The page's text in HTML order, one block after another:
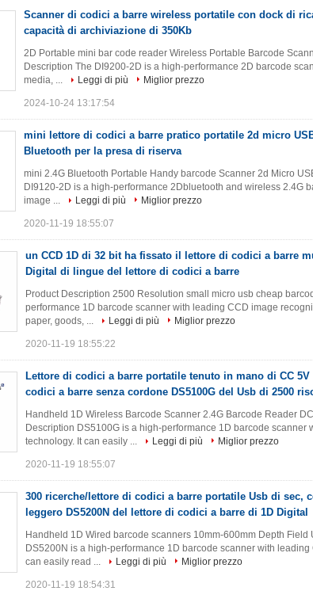
Scanner di codici a barre wireless portatile con dock di
capacità di archiviazione di 350Kb
2D Portable mini bar code reader Wireless Portable Barcode
Description The DI9200-2D is a high-performance 2D barcode
media, ...
Leggi di più Miglior prezzo
2024-10-24 13:17:54
mini lettore di codici a barre pratico portatile 2d micro
Bluetooth per la presa di riserva
mini 2.4G Bluetooth Portable Handy barcode Scanner 2d Micro
DI9120-2D is a high-performance 2Dbluetooth and wireless 2.4G
image ...
Leggi di più Miglior prezzo
2020-11-19 18:55:07
un CCD 1D di 32 bit ha fissato il lettore di codici a barre
Digital di lingue del lettore di codici a barre
Product Description 2500 Resolution small micro usb cheap
performance 1D barcode scanner with leading CCD image
paper, goods, ...
Leggi di più Miglior prezzo
2020-11-19 18:55:22
Lettore di codici a barre portatile tenuto in mano di CC 5V
codici a barre senza cordone DS5100G del Usb di 2500
Handheld 1D Wireless Barcode Scanner 2.4G Barcode Reader
Description DS5100G is a high-performance 1D barcode scanner
technology. It can easily ...
Leggi di più Miglior prezzo
2020-11-19 18:55:07
300 ricerche/lettore di codici a barre portatile Usb di sec,
leggero DS5200N del lettore di codici a barre di 1D Digital
Handheld 1D Wired barcode scanners 10mm-600mm Depth
DS5200N is a high-performance 1D barcode scanner with
can easily read ...
Leggi di più Miglior prezzo
2020-11-19 18:54:31